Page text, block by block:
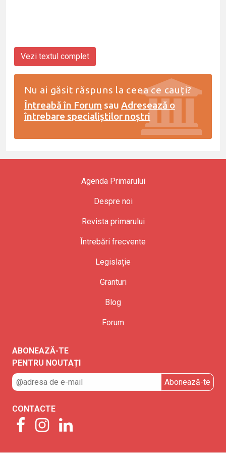
Vezi textul complet
Nu ai găsit răspuns la ceea ce cauți?
Întreabă în Forum sau Adresează o
întrebare specialiștilor noștri
Agenda Primarului
Despre noi
Revista primarului
Întrebări frecvente
Legislație
Granturi
Blog
Forum
ABONEAZĂ-TE
PENTRU NOUTAȚI
CONTACTE